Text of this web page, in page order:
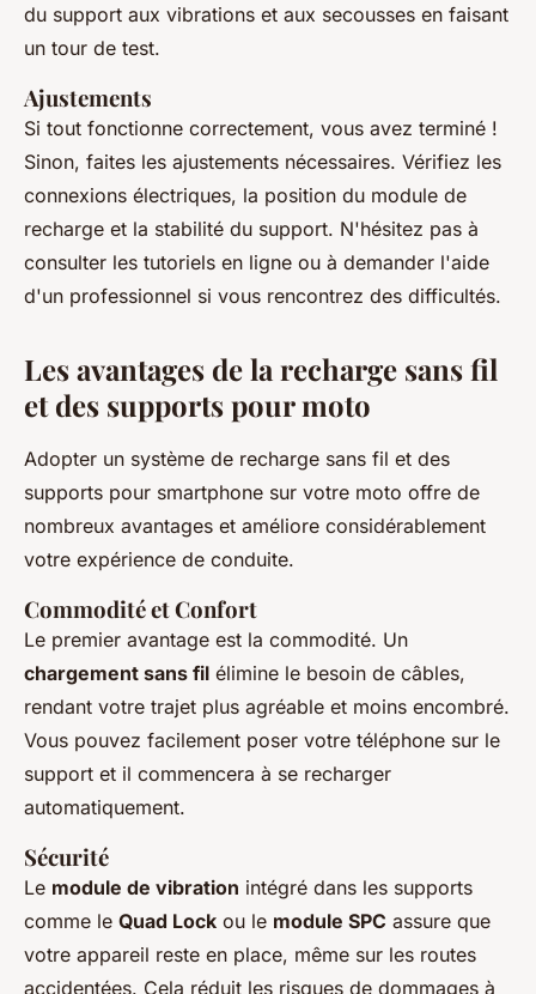
du support aux vibrations et aux secousses en faisant
un tour de test.
Ajustements
Si tout fonctionne correctement, vous avez terminé !
Sinon, faites les ajustements nécessaires. Vérifiez les
connexions électriques, la position du module de
recharge et la stabilité du support. N'hésitez pas à
consulter les tutoriels en ligne ou à demander l'aide
d'un professionnel si vous rencontrez des difficultés.
Les avantages de la recharge sans fil
et des supports pour moto
Adopter un système de recharge sans fil et des
supports pour smartphone sur votre moto offre de
nombreux avantages et améliore considérablement
votre expérience de conduite.
Commodité et Confort
Le premier avantage est la commodité. Un
chargement sans fil élimine le besoin de câbles,
rendant votre trajet plus agréable et moins encombré.
Vous pouvez facilement poser votre téléphone sur le
support et il commencera à se recharger
automatiquement.
Sécurité
Le module de vibration intégré dans les supports
comme le Quad Lock ou le module SPC assure que
votre appareil reste en place, même sur les routes
accidentées. Cela réduit les risques de dommages à